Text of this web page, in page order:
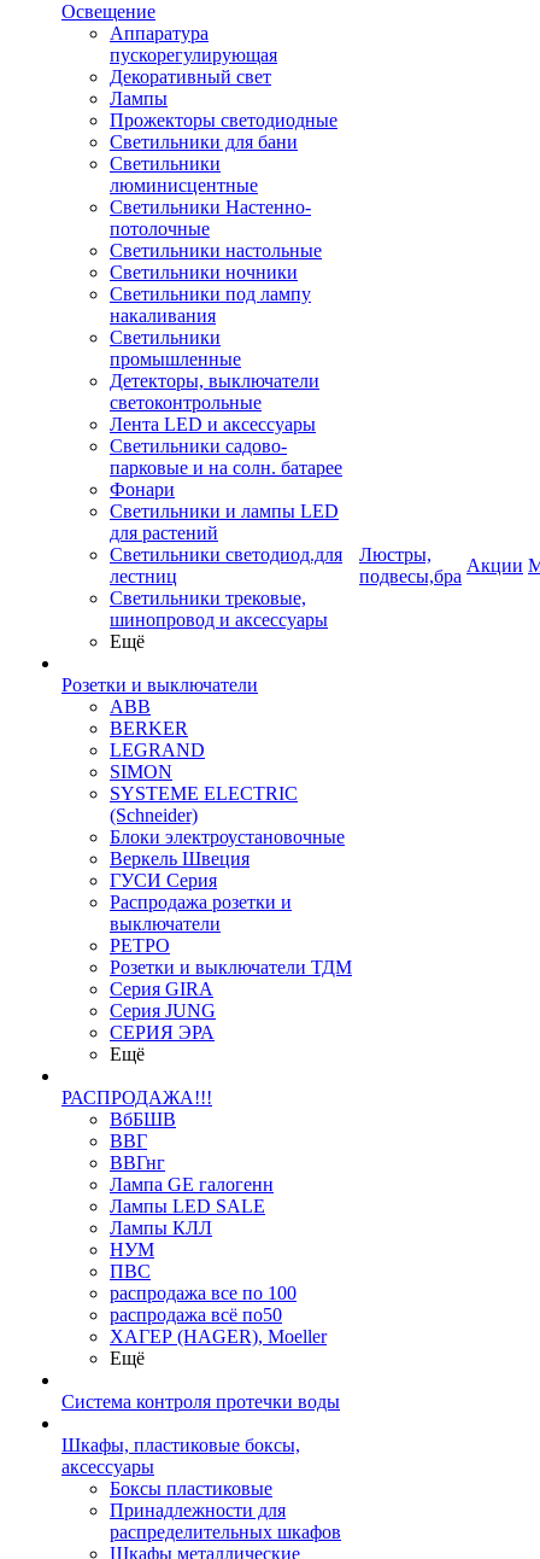
Освещение
Аппаратура
пускорегулирующая
Декоративный свет
Лампы
Прожекторы светодиодные
Светильники для бани
Светильники
люминисцентные
Светильники Настенно-
потолочные
Светильники настольные
Светильники ночники
Светильники под лампу
накаливания
Светильники
промышленные
Детекторы, выключатели
светоконтрольные
Лента LED и аксессуары
Светильники садово-
парковые и на солн. батарее
Фонари
Светильники и лампы LED
для растений
Светильники светодиод.для
лестниц
Светильники трековые,
шинопровод и аксессуары
Ещё
Розетки и выключатели
ABB
BERKER
LEGRAND
SIMON
SYSTEME ELECTRIC
(Schneider)
Блоки электроустановочные
Веркель Швеция
ГУСИ Серия
Распродажа розетки и
выключатели
РЕТРО
Розетки и выключатели ТДМ
Серия GIRA
Серия JUNG
СЕРИЯ ЭРА
Ещё
РАСПРОДАЖА!!!
ВбБШВ
ВВГ
ВВГнг
Лампа GE галогенн
Лампы LED SALE
Лампы КЛЛ
НУМ
ПВС
распродажа все по 100
распродажа всё по50
ХАГЕР (HAGER), Moeller
Ещё
Система контроля протечки воды
Шкафы, пластиковые боксы,
аксессуары
Боксы пластиковые
Принадлежности для
распределительных шкафов
Шкафы металлические
Люстры,
подвесы,бра
Акции